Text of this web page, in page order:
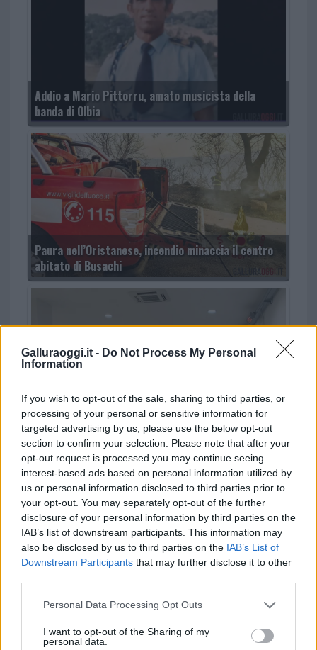
Galluraoggi.it - Do Not Process My Personal
Information
If you wish to opt-out of the sale, sharing to third parties, or
processing of your personal or sensitive information for
targeted advertising by us, please use the below opt-out
section to confirm your selection. Please note that after your
opt-out request is processed you may continue seeing
interest-based ads based on personal information utilized by
us or personal information disclosed to third parties prior to
your opt-out. You may separately opt-out of the further
disclosure of your personal information by third parties on the
IAB’s list of downstream participants. This information may
also be disclosed by us to third parties on the IAB’s List of
Downstream Participants that may further disclose it to other
Please note that this website/app uses one or more Google
not limited to your visit or usage behaviour. You may click to
grant or deny consent to Google and its third-party tags to
Personal Data Processing Opt Outs
I want to opt-out of the Sharing of my
personal data.
Addio a Mario Pittorru, amato musicista della
banda di Olbia
Paura nell’Oristanese, incendio minaccia il centro
abitato di Busachi
In Sardegna il 10% della popolazione non ha
neanche un vaccino contro il covid